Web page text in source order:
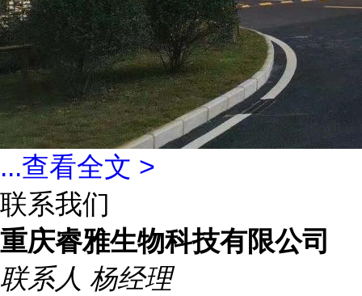
...查看全文 >
联系我们
重庆睿雅生物科技有限公司
联系人 杨经理